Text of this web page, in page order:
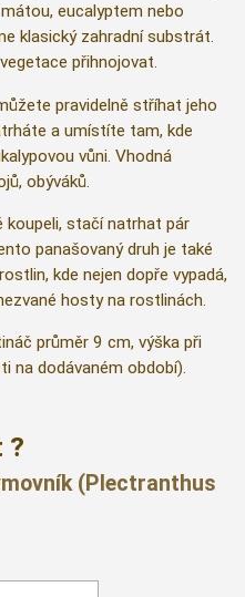
eucalyptem nebo
klasický zahradní substrát.
přihnojovat.
pravidelně stříhat jeho
a umístíte tam, kde
vůni. Vhodná
obýváků.
koupeli, stačí natrhat pár
panašovaný druh je také
kde nejen dopře vypadá,
hosty na rostlinách.
průměr 9 cm, výška při
na dodávaném období).
?
(Plectranthus